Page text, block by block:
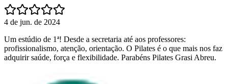
4 de jun. de 2024
Um estúdio de 1ª! Desde a secretaria até aos professores:
profissionalismo, atenção, orientação. O Pilates é o que mais nos faz
adquirir saúde, força e flexibilidade. Parabéns Pilates Grasi Abreu.